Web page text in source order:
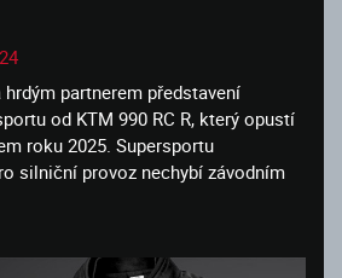
partnerem představení
od KTM 990 RC R, který opustí
roku 2025. Supersportu
silniční provoz nechybí závodním